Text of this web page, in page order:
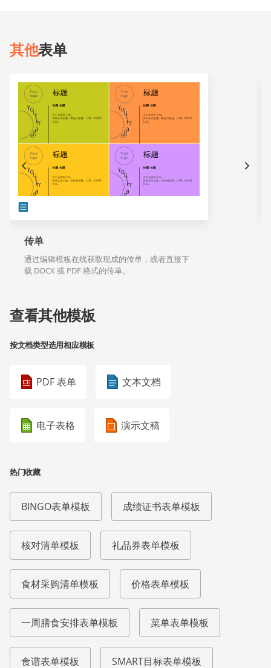
其他表单
传单
通过编辑模板在线获取现成的传单，或者直接下
载 DOCX 或 PDF 格式的传单。
查看其他模板
按文档类型选用相应模板
PDF 表单 文本文档
电子表格 演示文稿
热门收藏
BINGO表单模板 成绩证书表单模板
核对清单模板 礼品券表单模板
食材采购清单模板 价格表单模板
一周膳食安排表单模板 菜单表单模板
食谱表单模板 SMART目标表单模板